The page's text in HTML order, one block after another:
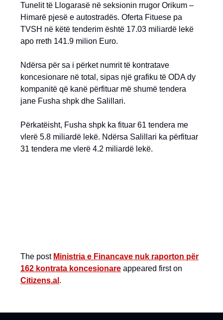
Tunelit të Llogarasë në seksionin rrugor Orikum –
Himarë pjesë e autostradës. Oferta Fituese pa
TVSH në këtë tenderim është 17.03 miliardë lekë
apo rreth 141.9 milion Euro.
Ndërsa për sa i përket numrit të kontratave
koncesionare në total, sipas një grafiku të ODA dy
kompanitë që kanë përfituar më shumë tendera
jane Fusha shpk dhe Salillari.
Përkatëisht, Fusha shpk ka fituar 61 tendera me
vlerë 5.8 miliardë lekë. Ndërsa Salillari ka përfituar
31 tendera me vlerë 4.2 miliardë lekë.
The post Ministria e Financave nuk raporton për
162 kontrata koncesionare appeared first on
Citizens.al .